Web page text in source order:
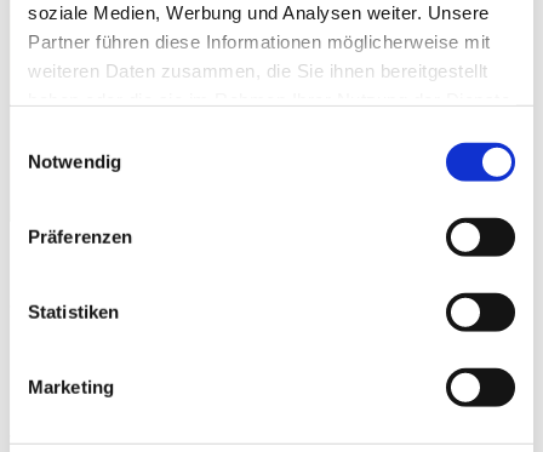
soziale Medien, Werbung und Analysen weiter. Unsere
Partner führen diese Informationen möglicherweise mit
weiteren Daten zusammen, die Sie ihnen bereitgestellt
Notwendig
Präferenzen
Statistiken
Marketing
Vollsortiment von Themsen e.K.
Das Sortiment von Themsen e.K. geht weit über das
Wohnkomfort umfassend verbessern möchte, findet